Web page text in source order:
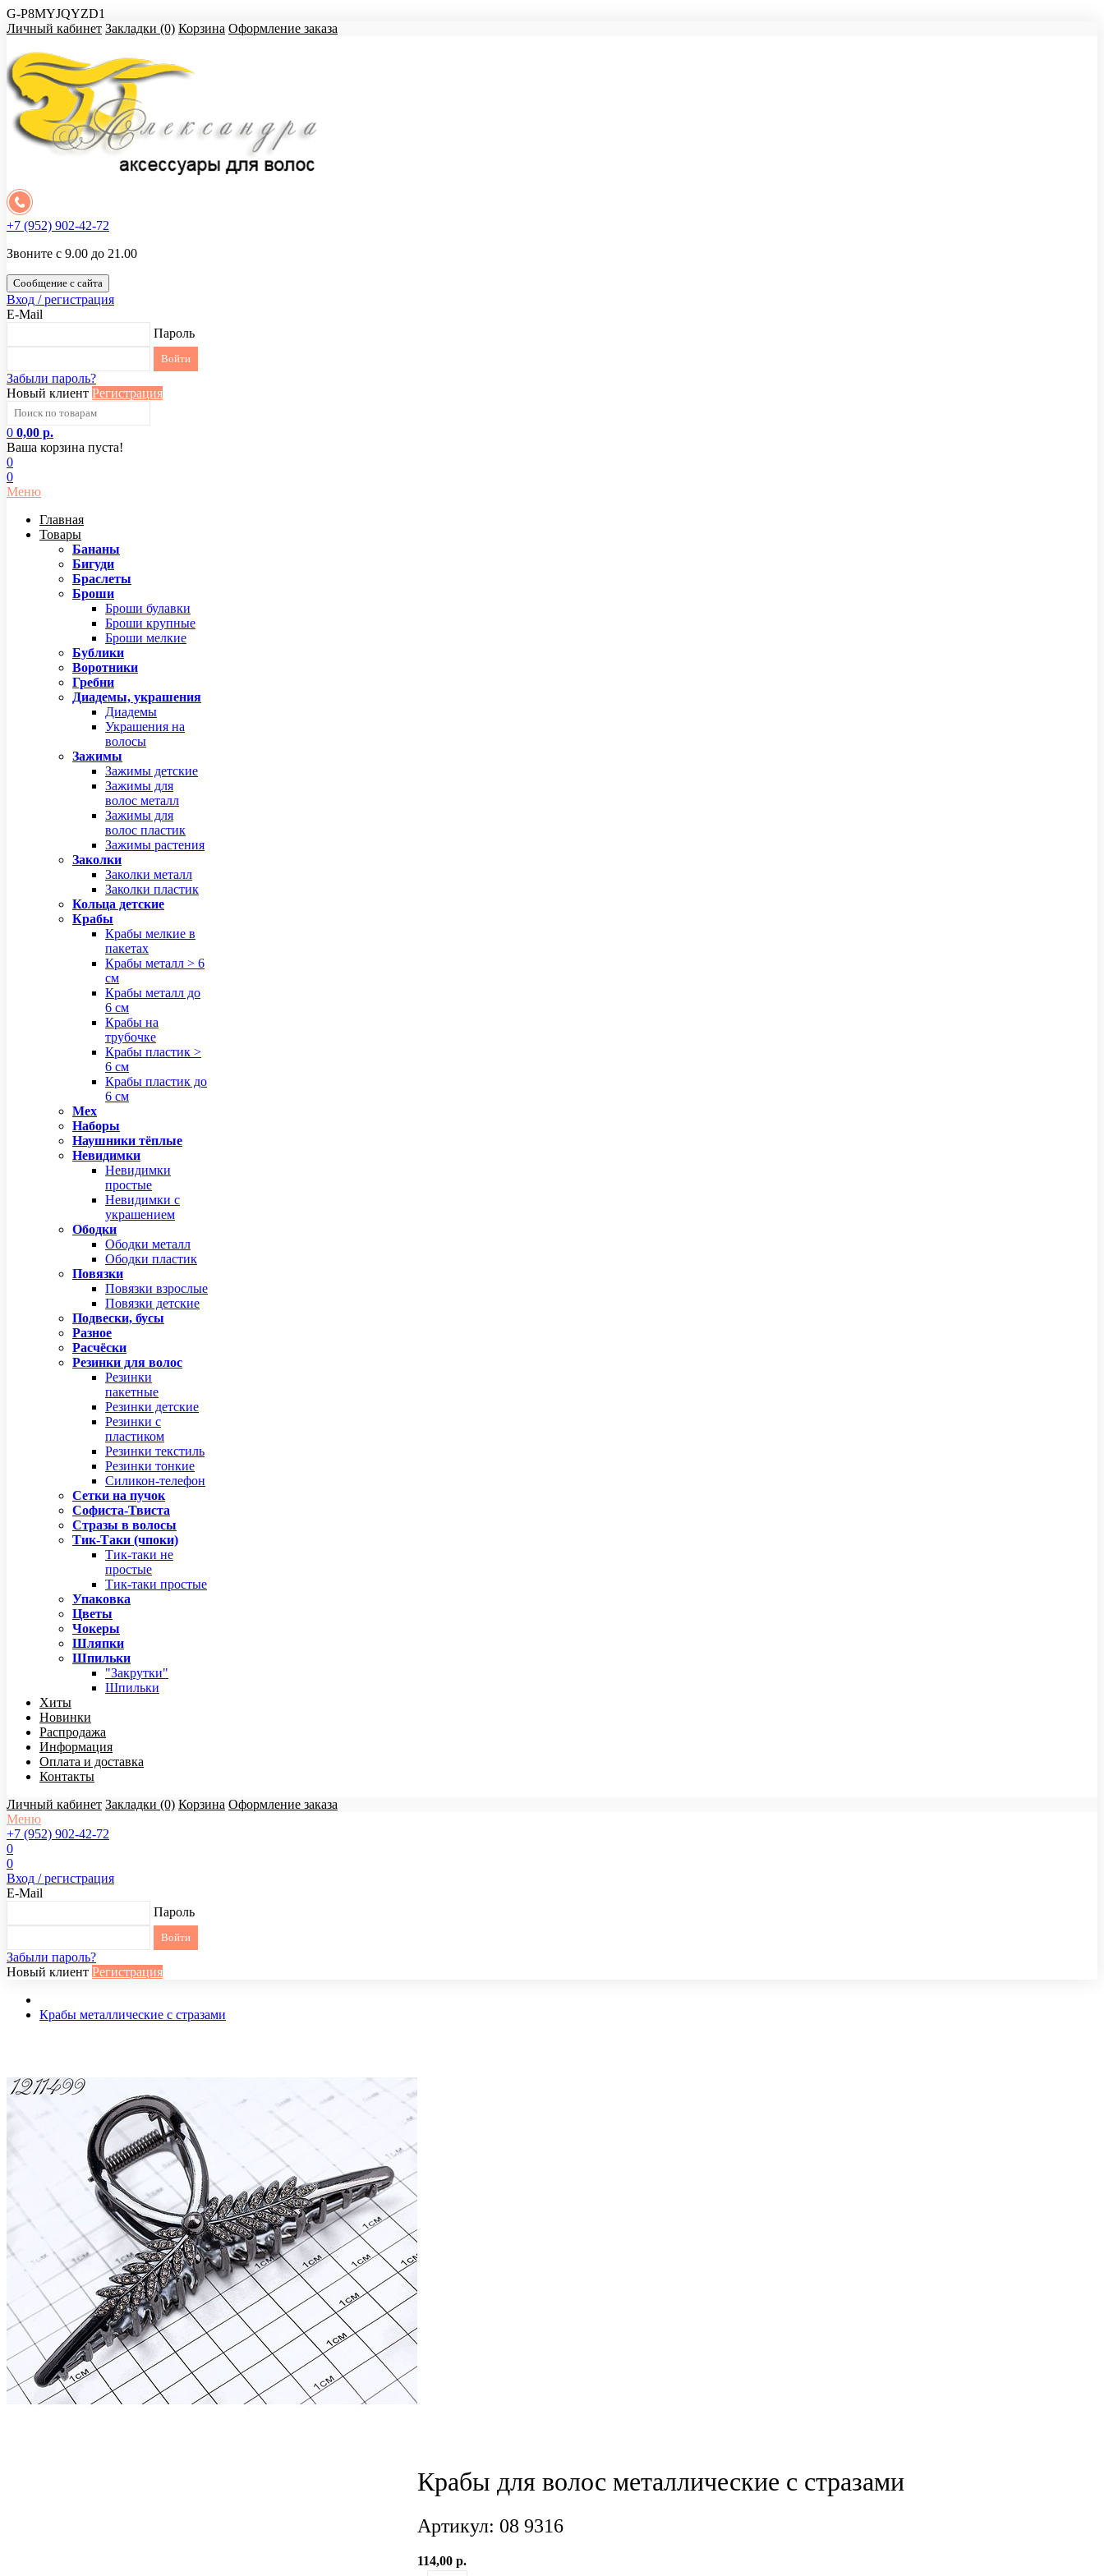
G-P8MYJQYZD1
Личный кабинет Закладки (0) Корзина Оформление заказа
+7 (952) 902-42-72
Звоните с 9.00 до 21.00
Сообщение с сайта
Вход / регистрация
E-Mail
Пароль
Забыли пароль?
Новый клиент Регистрация
0 0,00 р.
Ваша корзина пуста!
0
0
Меню
Главная
Товары
Бананы
Бигуди
Браслеты
Броши
Броши булавки
Броши крупные
Броши мелкие
Бублики
Воротники
Гребни
Диадемы, украшения
Диадемы
Украшения на
волосы
Зажимы
Зажимы детские
Зажимы для
волос металл
Зажимы для
волос пластик
Зажимы растения
Заколки
Заколки металл
Заколки пластик
Кольца детские
Крабы
Крабы мелкие в
пакетах
Крабы металл > 6
см
Крабы металл до
6 см
Крабы на
трубочке
Крабы пластик >
6 см
Крабы пластик до
6 см
Мех
Наборы
Наушники тёплые
Невидимки
Невидимки
простые
Невидимки с
украшением
Ободки
Ободки металл
Ободки пластик
Повязки
Повязки взрослые
Повязки детские
Подвески, бусы
Разное
Расчёски
Резинки для волос
Резинки
пакетные
Резинки детские
Резинки с
пластиком
Резинки текстиль
Резинки тонкие
Силикон-телефон
Сетки на пучок
Софиста-Твиста
Стразы в волосы
Тик-Таки (чпоки)
Тик-таки не
простые
Тик-таки простые
Упаковка
Цветы
Чокеры
Шляпки
Шпильки
"Закрутки"
Шпильки
Хиты
Новинки
Распродажа
Информация
Оплата и доставка
Контакты
Личный кабинет Закладки (0) Корзина Оформление заказа
Меню
+7 (952) 902-42-72
0
0
Вход / регистрация
E-Mail
Пароль
Забыли пароль?
Новый клиент Регистрация
Крабы металлические с стразами
Крабы для волос металлические с стразами
Артикул: 08 9316
114,00 р.